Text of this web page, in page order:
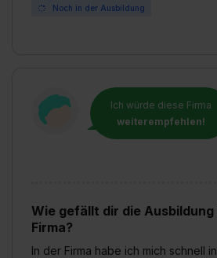
Noch in der Ausbildung
Ich würde diese Firma
weiterempfehlen!
Wie gefällt dir die Ausbildung
Firma?
In der Firma habe ich mich schnell